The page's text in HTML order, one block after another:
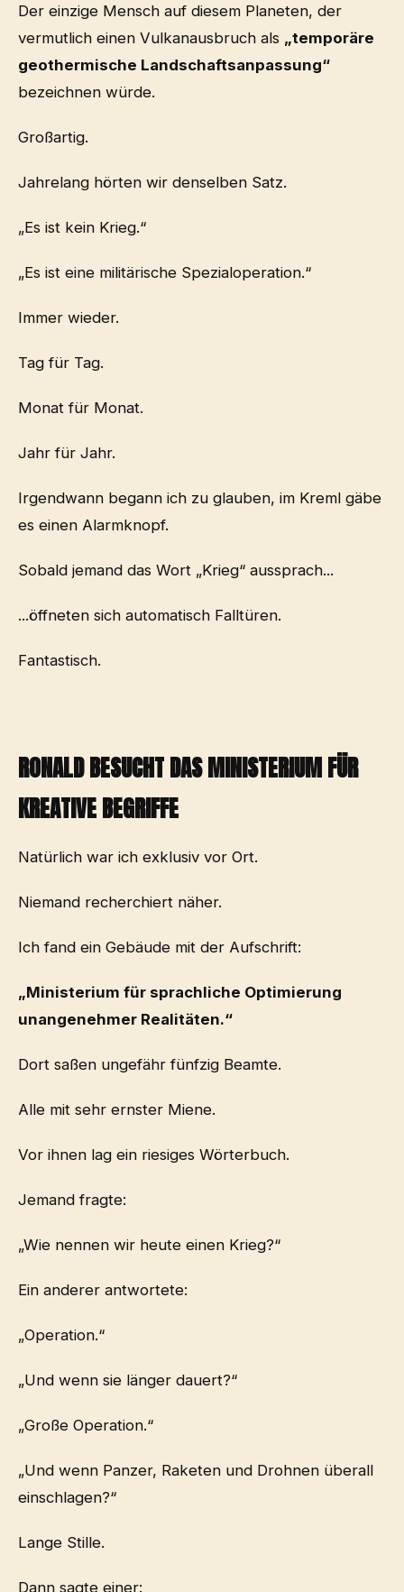
Der einzige Mensch auf diesem Planeten, der
vermutlich einen Vulkanausbruch als „temporäre
geothermische Landschaftsanpassung“
bezeichnen würde.
Großartig.
Jahrelang hörten wir denselben Satz.
„Es ist kein Krieg.“
„Es ist eine militärische Spezialoperation.“
Immer wieder.
Tag für Tag.
Monat für Monat.
Jahr für Jahr.
Irgendwann begann ich zu glauben, im Kreml gäbe
es einen Alarmknopf.
Sobald jemand das Wort „Krieg“ aussprach...
...öffneten sich automatisch Falltüren.
Fantastisch.
RONALD BESUCHT DAS MINISTERIUM FÜR
KREATIVE BEGRIFFE
Natürlich war ich exklusiv vor Ort.
Niemand recherchiert näher.
Ich fand ein Gebäude mit der Aufschrift:
„Ministerium für sprachliche Optimierung
unangenehmer Realitäten.“
Dort saßen ungefähr fünfzig Beamte.
Alle mit sehr ernster Miene.
Vor ihnen lag ein riesiges Wörterbuch.
Jemand fragte:
„Wie nennen wir heute einen Krieg?“
Ein anderer antwortete:
„Operation.“
„Und wenn sie länger dauert?“
„Große Operation.“
„Und wenn Panzer, Raketen und Drohnen überall
einschlagen?“
Lange Stille.
Dann sagte einer: